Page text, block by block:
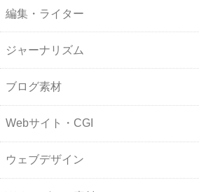
編集・ライター
ジャーナリズム
ブログ素材
Webサイト・CGI
ウェブデザイン